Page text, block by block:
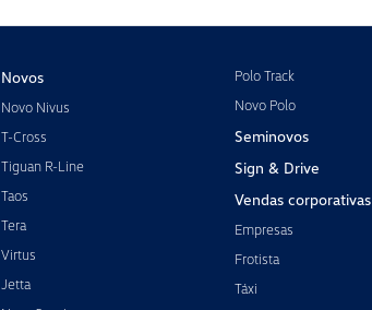
Novos
Novo Nivus
T-Cross
Tiguan R-Line
Taos
Tera
Virtus
Jetta
Polo Track
Novo Polo
Seminovos
Sign & Drive
Vendas corporativas
Empresas
Frotista
Táxi